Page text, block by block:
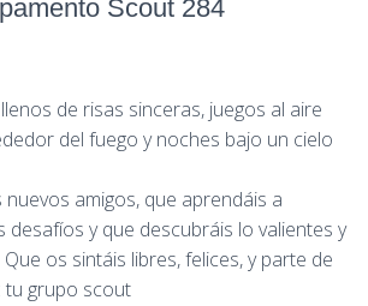
Scout 284
de risas sinceras, juegos al aire
del fuego y noches bajo un cielo
amigos, que aprendáis a
desafíos y que descubráis lo valientes y
os sintáis libres, felices, y parte de
tu grupo scout